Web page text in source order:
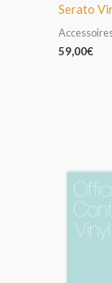
Serato
59,00€